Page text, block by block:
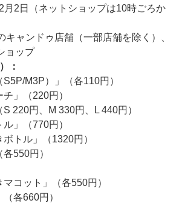
月2日（ネットショップは10時ごろか
キャンドゥ店舗（一部店舗を除く）、
ョップ
：
S5P/M3P）」（各110円）
」（220円）
S 220円、M 330円、L 440円）
」（770円）
ボトル」（1320円）
550円）
マコット」（各550円）
各660円）